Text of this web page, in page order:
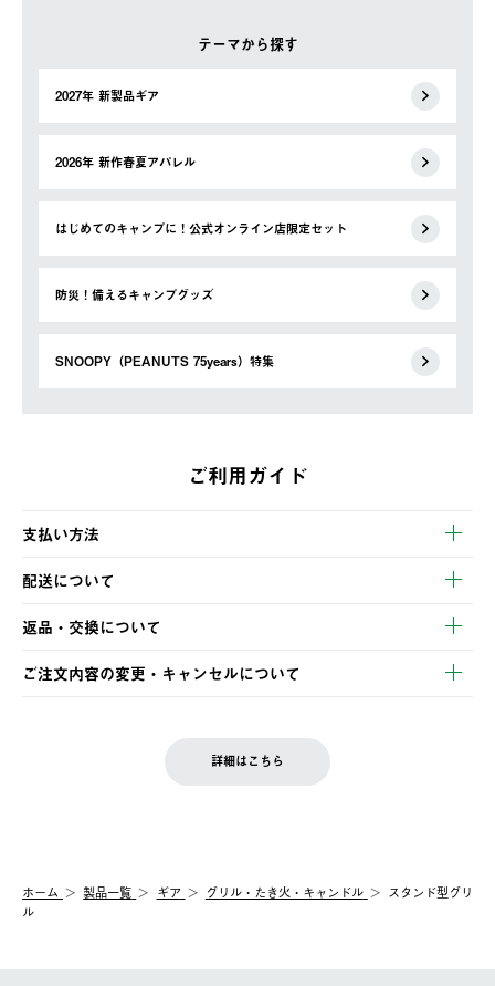
テーマから探す
2027年 新製品ギア
2026年 新作春夏アパレル
はじめてのキャンプに！公式オンライン店限定セット
防災！備えるキャンプグッズ
SNOOPY（PEANUTS 75years）特集
ご利用ガイド
支払い方法
以下のいずれかの方法でお支払いいただけます。
・クレジットカード決済
・コンビニ決済
・Pay-easy決済
配送について
【発送スケジュール】
ご注文・ご入金完了より2営業日以内に商品を発送いたします。
土日祝の発送はございませんので、木曜日以降のご注文は週明け
の発送となる場合がございます。
【配送業者】
佐川急便にて配送されます。
返品・交換について
※お客様都合の場合
お客様都合の返品にかかる送料は、お客様ご負担とさせていただ
一度お手元の商品を返品いただき、ご希望商品を再注文してくだ
ご注文内容の変更・キャンセルについて
LOGOS FAMILY会員の方は、会員マイページ内 購入履歴画面に
詳細はこちら
ホーム 製品一覧 ギア グリル・たき火・キャンドル
スタンド型グリ
ル